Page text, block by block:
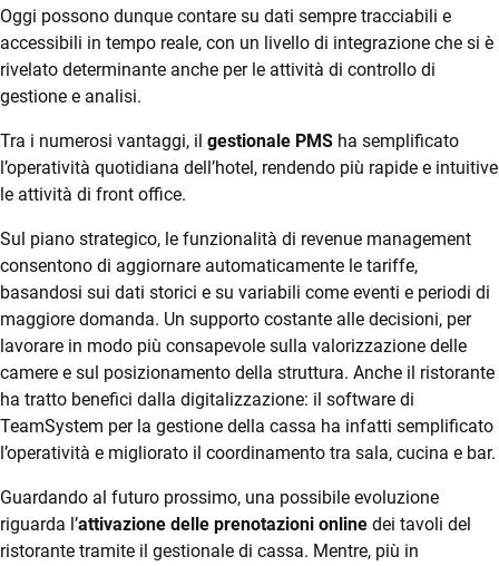
Oggi possono dunque contare su dati sempre tracciabili e
accessibili in tempo reale, con un livello di integrazione che si è
rivelato determinante anche per le attività di controllo di
gestione e analisi.
Tra i numerosi vantaggi, il gestionale PMS ha semplificato
l’operatività quotidiana dell’hotel, rendendo più rapide e intuitive
le attività di front office.
Sul piano strategico, le funzionalità di revenue management
consentono di aggiornare automaticamente le tariffe,
basandosi sui dati storici e su variabili come eventi e periodi di
maggiore domanda. Un supporto costante alle decisioni, per
lavorare in modo più consapevole sulla valorizzazione delle
camere e sul posizionamento della struttura. Anche il ristorante
ha tratto benefici dalla digitalizzazione: il software di
TeamSystem per la gestione della cassa ha infatti semplificato
l’operatività e migliorato il coordinamento tra sala, cucina e bar.
Guardando al futuro prossimo, una possibile evoluzione
riguarda l’attivazione delle prenotazioni online dei tavoli del
ristorante tramite il gestionale di cassa. Mentre, più in